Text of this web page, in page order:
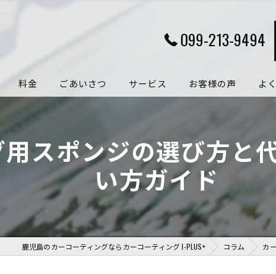
099-213-9494
料金 ごあいさつ サービス お客様の声 よ
スポンジの選び方と
い方ガイド
鹿児島のカーコーティングならカーコーティング I-PLUS+ コラム カ